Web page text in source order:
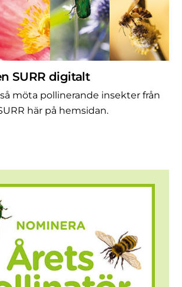
SURR digitalt
möta pollinerande insekter från
här på hemsidan.